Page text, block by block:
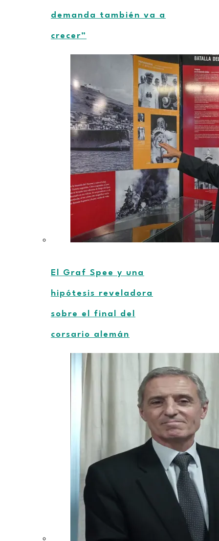
demanda también va a
crecer”
El Graf Spee y una
hipótesis reveladora
sobre el final del
corsario alemán